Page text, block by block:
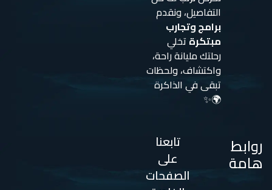
التفاصيل، ونقدم
برامج وتجارب
مبتكرة تخلي
رحلتك مليانة راحة،
واكتشاف، ولحظات
تبقى في الذاكرة
🌍✨
روابط
هامة
تابعنا
على
الصفحات